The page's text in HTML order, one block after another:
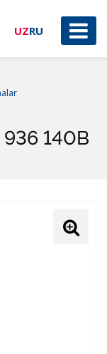
UZRU
140B